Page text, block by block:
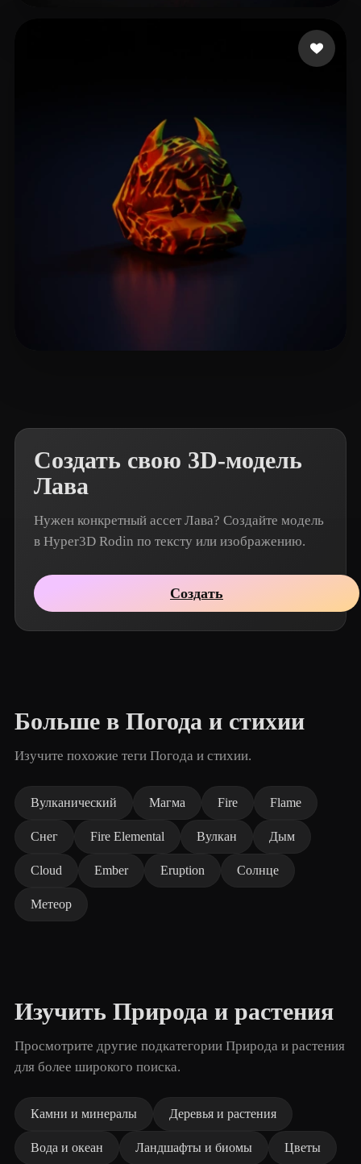
Создать свою 3D-модель
Лава
Нужен конкретный ассет Лава? Создайте модель
в Hyper3D Rodin по тексту или изображению.
Создать
Больше в Погода и стихии
Изучите похожие теги Погода и стихии.
Вулканический Магма Fire Flame
Снег Fire Elemental Вулкан Дым
Cloud Ember Eruption Солнце
Метеор
Изучить Природа и растения
Просмотрите другие подкатегории Природа и растения
для более широкого поиска.
Камни и минералы Деревья и растения
Вода и океан Ландшафты и биомы Цветы